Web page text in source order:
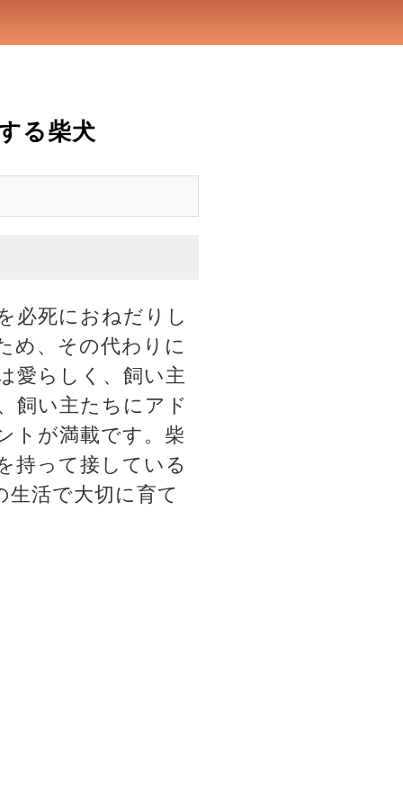
る柴犬
必死におねだりし
め、その代わりに
愛らしく、飼い主
飼い主たちにアド
トが満載です。柴
持って接している
活で大切に育て